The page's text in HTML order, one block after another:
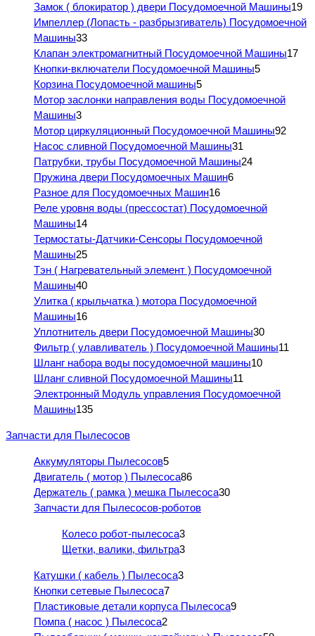
Замок ( блокиратор ) двери Посудомоечной Машины19
Импеллер (Лопасть - разбрызгиватель) Посудомоечной
Машины33
Клапан электромагнитный Посудомоечной Машины17
Кнопки-включатели Посудомоечной Машины5
Корзина Посудомоечной машины5
Мотор заслонки направления воды Посудомоечной
Машины3
Мотор циркуляционный Посудомоечной Машины92
Насос сливной Посудомоечной Машины31
Патрубки, трубы Посудомоечной Машины24
Пружина двери Посудомоечных Машин6
Разное для Посудомоечных Машин16
Реле уровня воды (прессостат) Посудомоечной
Машины14
Термостаты-Датчики-Сенсоры Посудомоечной
Машины25
Тэн ( Нагревательный элемент ) Посудомоечной
Машины40
Улитка ( крыльчатка ) мотора Посудомоечной
Машины16
Уплотнитель двери Посудомоечной Машины30
Фильтр ( улавливатель ) Посудомоечной Машины11
Шланг набора воды посудомоечной машины10
Шланг сливной Посудомоечной Машины11
Электронный Модуль управления Посудомоечной
Машины135
Запчасти для Пылесосов
Аккумуляторы Пылесосов5
Двигатель ( мотор ) Пылесоса86
Держатель ( рамка ) мешка Пылесоса30
Запчасти для Пылесосов-роботов
Колесо робот-пылесоса3
Щетки, валики, фильтра3
Катушки ( кабель ) Пылесоса3
Кнопки сетевые Пылесоса7
Пластиковые детали корпуса Пылесоса9
Помпа ( насос ) Пылесоса2